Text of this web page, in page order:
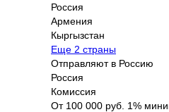
Россия
Армения
Кыргызстан
Еще 2 страны
Отправляют в Россию
Россия
Комиссия
От 100 000 руб. 1%